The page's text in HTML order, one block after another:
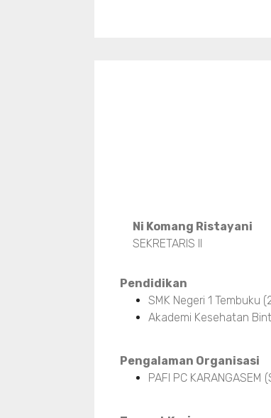
Ni Komang Ristayani
SEKRETARIS II
Pendidikan
SMK Negeri 1 Tembuku
Akademi Kesehatan
Pengalaman Organisasi
PAFI PC